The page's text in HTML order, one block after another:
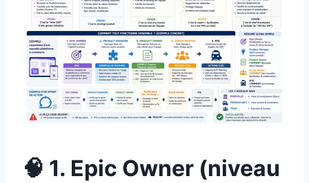
🧠 1. Epic Owner (niveau